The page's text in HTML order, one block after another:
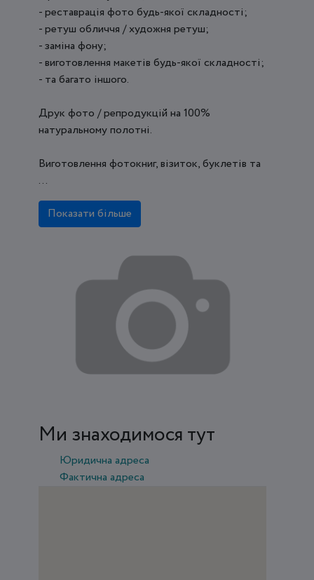
- реставрація фото будь-якої складності;
- ретуш обличчя / художня ретуш;
- заміна фону;
- виготовлення макетів будь-якої складності;
- та багато іншого.
Друк фото / репродукцій на 100%
натуральному полотні.
Виготовлення фотокниг, візиток, буклетів та
...
Показати більше
Ми знаходимося тут
Юридична адреса
Фактична адреса